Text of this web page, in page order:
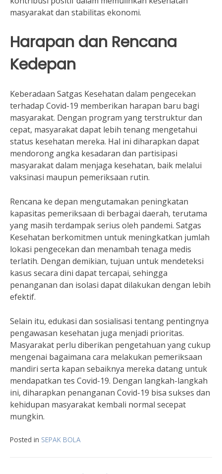
masyarakat dan stabilitas ekonomi.
Harapan dan Rencana
Kedepan
Keberadaan Satgas Kesehatan dalam pengecekan
terhadap Covid-19 memberikan harapan baru bagi
masyarakat. Dengan program yang terstruktur dan
cepat, masyarakat dapat lebih tenang mengetahui
status kesehatan mereka. Hal ini diharapkan dapat
mendorong angka kesadaran dan partisipasi
masyarakat dalam menjaga kesehatan, baik melalui
vaksinasi maupun pemeriksaan rutin.
Rencana ke depan mengutamakan peningkatan
kapasitas pemeriksaan di berbagai daerah, terutama
yang masih terdampak serius oleh pandemi. Satgas
Kesehatan berkomitmen untuk meningkatkan jumlah
lokasi pengecekan dan menambah tenaga medis
terlatih. Dengan demikian, tujuan untuk mendeteksi
kasus secara dini dapat tercapai, sehingga
penanganan dan isolasi dapat dilakukan dengan lebih
efektif.
Selain itu, edukasi dan sosialisasi tentang pentingnya
pengawasan kesehatan juga menjadi prioritas.
Masyarakat perlu diberikan pengetahuan yang cukup
mengenai bagaimana cara melakukan pemeriksaan
mandiri serta kapan sebaiknya mereka datang untuk
mendapatkan tes Covid-19. Dengan langkah-langkah
ini, diharapkan penanganan Covid-19 bisa sukses dan
kehidupan masyarakat kembali normal secepat
mungkin.
Posted in SEPAK BOLA